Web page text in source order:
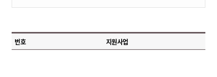
번호 지원사업